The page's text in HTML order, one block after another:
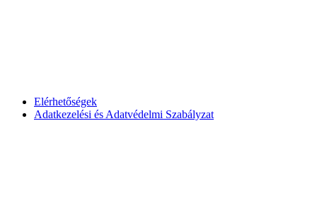
Elérhetőségek
Adatkezelési és Adatvédelmi Szabályzat